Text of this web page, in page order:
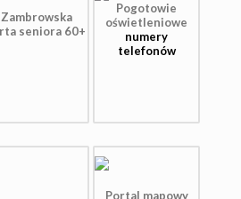
Zambrowska
seniora 60+
Pogotowie
oświetleniowe
numery
telefonów
Portal mapowy